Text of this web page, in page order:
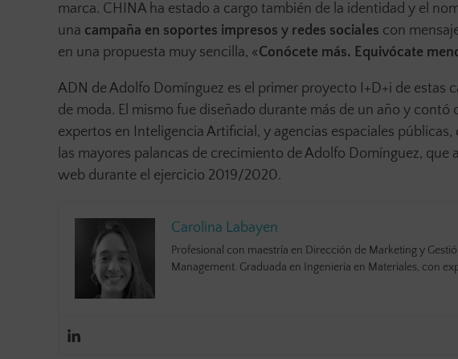
marca. CHINA ha estado a cargo también de la identidad y el
una campaña en soportes impresos y redes sociales con
en una propuesta muy sencilla, «Conócete más. Equivócate
ADN de Adolfo Domínguez es el primer proyecto I+D+i de estas
de moda. El mismo fue diseñado durante más de un año y
expertos en Inteligencia Artificial, y agencias espaciales
las mayores palancas de crecimiento de Adolfo Domínguez, que
web durante el ejercicio 2019/2020.
Carolina Labayen
Profesional con maestría en Dirección de Marketing y
Management. Graduada en Ingeniería en Materiales, con